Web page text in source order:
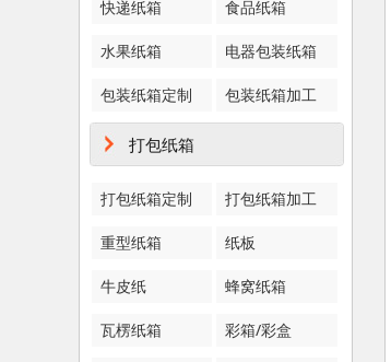
快递纸箱 食品纸箱
水果纸箱 电器包装纸箱
包装纸箱定制 包装纸箱加工
打包纸箱
打包纸箱定制 打包纸箱加工
重型纸箱 纸板
牛皮纸 蜂窝纸箱
瓦楞纸箱 彩箱/彩盒